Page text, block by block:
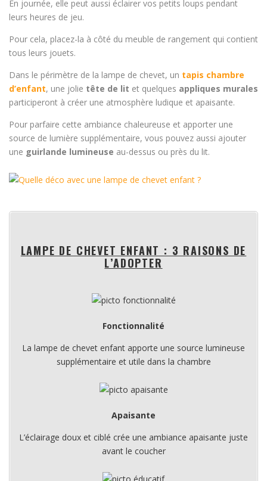
En journée, elle peut aussi éclairer vos petits loups pendant
leurs heures de jeu.
Pour cela, placez-la à côté du meuble de rangement qui contient
tous leurs jouets.
Dans le périmètre de la lampe de chevet, un tapis chambre
d’enfant, une jolie tête de lit et quelques appliques murales
participeront à créer une atmosphère ludique et apaisante.
Pour parfaire cette ambiance chaleureuse et apporter une
source de lumière supplémentaire, vous pouvez aussi ajouter
une guirlande lumineuse au-dessus ou près du lit.
LAMPE DE CHEVET ENFANT : 3 RAISONS DE
L’ADOPTER
Fonctionnalité
La lampe de chevet enfant apporte une source lumineuse
supplémentaire et utile dans la chambre
Apaisante
L’éclairage doux et ciblé crée une ambiance apaisante juste
avant le coucher